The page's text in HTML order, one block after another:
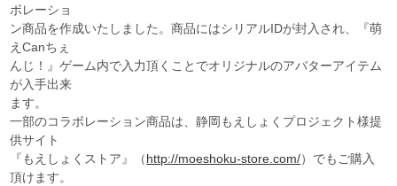
ボレーショ
ン商品を作成いたしました。商品にはシリアルIDが封入され、『萌
えCanちぇ
んじ！』ゲーム内で入力頂くことでオリジナルのアバターアイテム
が入手出来
ます。
一部のコラボレーション商品は、静岡もえしょくプロジェクト様提
供サイト
『もえしょくストア』（http://moeshoku-store.com/）でもご購入
頂けます。